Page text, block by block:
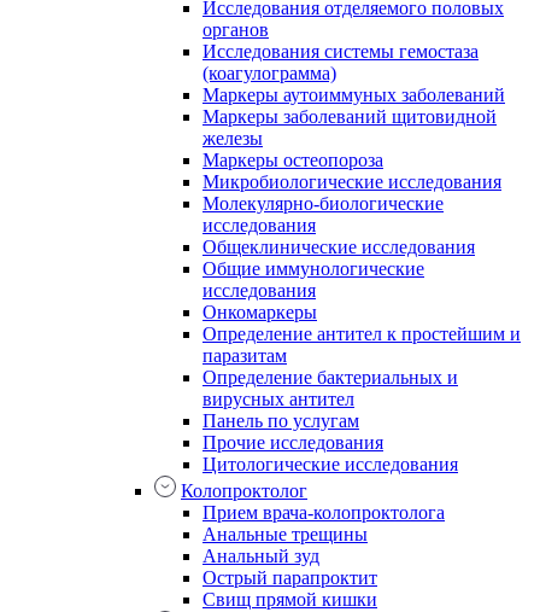
Исследования отделяемого половых
органов
Исследования системы гемостаза
(коагулограмма)
Маркеры аутоиммуных заболеваний
Маркеры заболеваний щитовидной
железы
Маркеры остеопороза
Микробиологические исследования
Молекулярно-биологические
исследования
Общеклинические исследования
Общие иммунологические
исследования
Онкомаркеры
Определение антител к простейшим и
паразитам
Определение бактериальных и
вирусных антител
Панель по услугам
Прочие исследования
Цитологические исследования
Колопроктолог
Прием врача-колопроктолога
Анальные трещины
Анальный зуд
Острый парапроктит
Свищ прямой кишки